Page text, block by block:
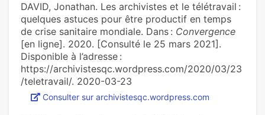
DAVID, Jonathan. Les archivistes et le télétravail :
quelques astuces pour être productif en temps
de crise sanitaire mondiale. Dans : Convergence
[en ligne]. 2020. [Consulté le 25 mars 2021].
Disponible à l’adresse :
https://archivistesqc.wordpress.com/2020/03/23
/teletravail/. 2020-03-23
Consulter sur archivistesqc.wordpress.com